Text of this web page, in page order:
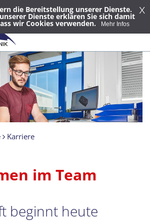
Karriere
im Team
beginnt heute
die Bereitstellung unserer Dienste.
Dienste erklären Sie sich damit
wir Cookies verwenden. Mehr Infos
x